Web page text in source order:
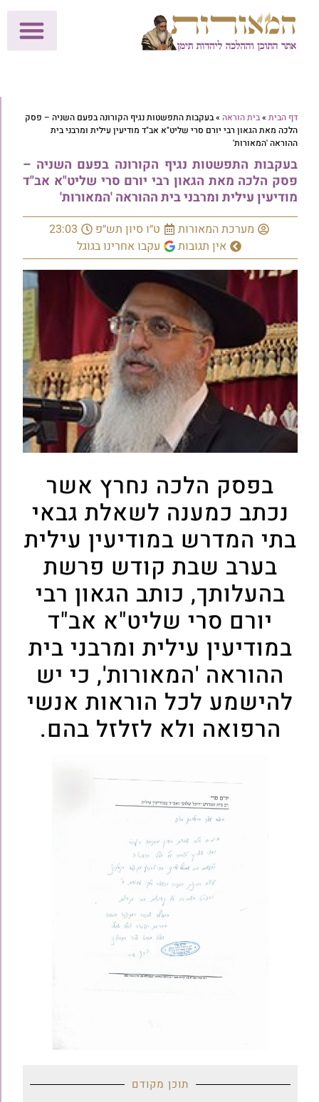
דף הבית »בית הוראה »בעקבות התפשטות נגיף הקורונה בפעם השניה – פסק
הלכה מאת הגאון רבי יורם סרי שליט"א אב"ד מודיעין עילית ומרבני בית
ההוראה 'המאורות'
בעקבות התפשטות נגיף הקורונה בפעם השניה –
פסק הלכה מאת הגאון רבי יורם סרי שליט"א אב"ד
מודיעין עילית ומרבני בית ההוראה 'המאורות'
מערכת המאורות ט״ו סיון תש״פ
23:03
אין תגובות
עקבו אחרינו בגוגל
בפסק הלכה נחרץ אשר
נכתב כמענה לשאלת גבאי
בתי המדרש במודיעין עילית
בערב שבת קודש פרשת
בהעלותך, כותב הגאון רבי
יורם סרי שליט"א אב"ד
במודיעין עילית ומרבני בית
ההוראה 'המאורות', כי יש
להישמע לכל הוראות אנשי
הרפואה ולא לזלזל בהם.
תוכן מקודם